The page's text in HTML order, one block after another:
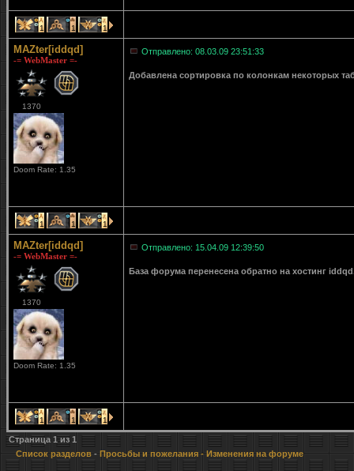
1 1 1
MAZter[iddqd]
-= WebMaster =-
1370
Doom Rate: 1.35
Отправлено: 08.03.09 23:51:33
Добавлена сортировка по колонкам некоторых
1 1 1
MAZter[iddqd]
-= WebMaster =-
1370
Doom Rate: 1.35
Отправлено: 15.04.09 12:39:50
База форума перенесена обратно на хостинг
1 1 1
Страница 1из 1
Список разделов - Просьбы и пожелания - Изменения на форуме